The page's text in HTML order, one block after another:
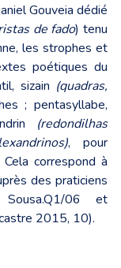
Gouveia dédié
de fado) tenu
les strophes et
poétiques du
sizain (quadras,
; pentasyllabe,
(redondilhas
, pour
correspond à
des praticiens
06 et
2015, 10).